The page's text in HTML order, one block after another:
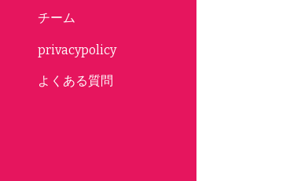
チーム
privacypolicy
よくある質問